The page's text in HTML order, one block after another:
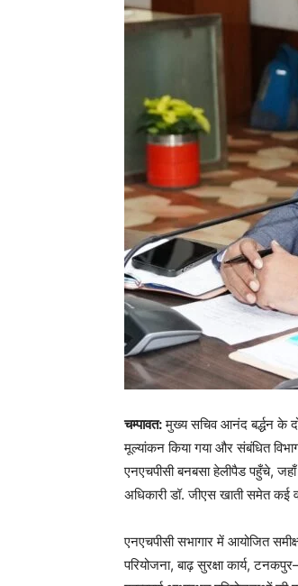
चम्पावत:मुख्य सचिव आनंद बर्द्धन के
मूल्यांकन किया गया और संबंधित
एनएचपीसी बनबसा हेलीपैड पहुँचे,
अधिकारी डॉ. जीएस खाती समेत कई
एनएचपीसी सभागार में आयोजित
परियोजना, बाढ़ सुरक्षा कार्य,